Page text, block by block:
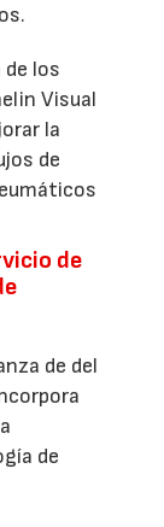
los
Visual
la
de
de
de del
de